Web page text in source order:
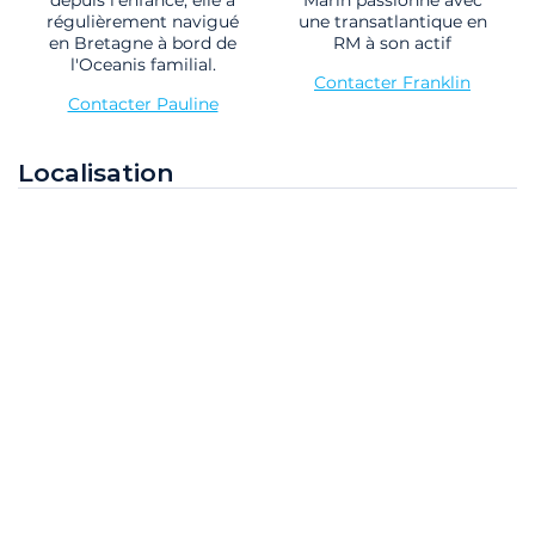
régulièrement navigué
en Bretagne à bord de
l'Oceanis familial.
Contacter Pauline
une transatlantique en
RM à son actif
Contacter Franklin
Localisation